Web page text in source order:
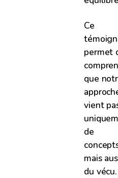
Ce
permet
que
vient
de
mais
du vécu.